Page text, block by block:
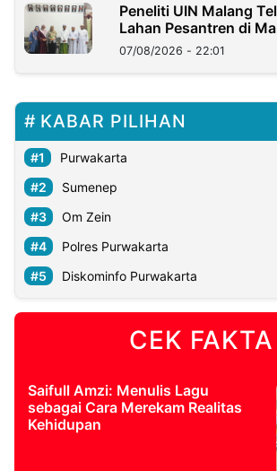
Peneliti UIN Malang
Lahan Pesantren di
07/08/2026 - 22:01
KABAR PILIHAN
Purwakarta
Sumenep
Om Zein
Polres Purwakarta
Diskominfo Purwakarta
CEK FAKTA
Saifull Amzi: Menulis Lagu
sebagai Cara Merekam Realitas
Kehidupan